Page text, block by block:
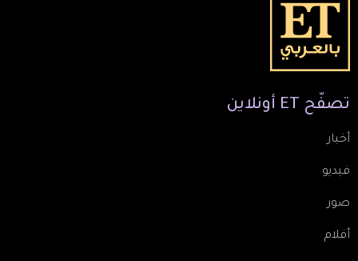
تصفّح ET أونلاين
أخبار
فيديو
صور
أفلام